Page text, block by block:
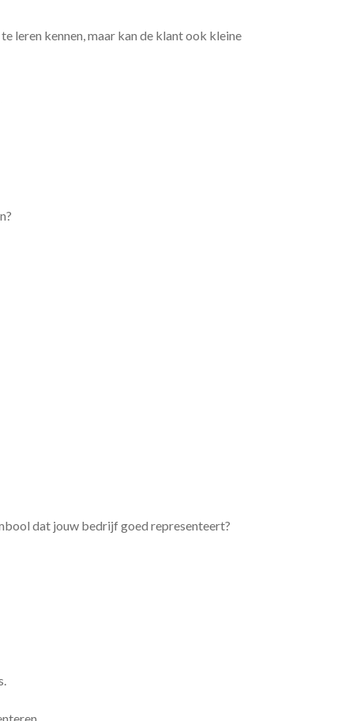
leren kennen, maar kan de klant ook kleine
dat jouw bedrijf goed representeert?